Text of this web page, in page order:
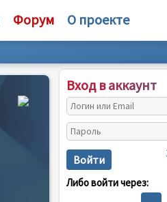
Форум О проекте
Вход в аккаунт
Войти
Либо войти через: